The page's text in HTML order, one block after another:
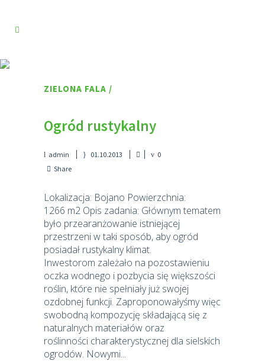
ZIELONA FALA /
Ogród rustykalny
admin 01.10.2013
0
Share
Lokalizacja: Bojano Powierzchnia:
1266 m2 Opis zadania: Głównym tematem
było przearanżowanie istniejącej
przestrzeni w taki sposób, aby ogród
posiadał rustykalny klimat.
Inwestorom zależało na pozostawieniu
oczka wodnego i pozbycia się większości
roślin, które nie spełniały już swojej
ozdobnej funkcji. Zaproponowałyśmy więc
swobodną kompozycję składającą się z
naturalnych materiałów oraz
roślinności charakterystycznej dla sielskich
ogrodów. Nowymi...